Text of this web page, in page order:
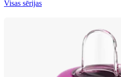
Visas sērijas